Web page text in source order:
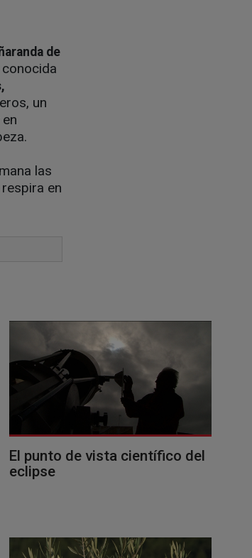
de
un
las
en
El punto de vista científico del
eclipse